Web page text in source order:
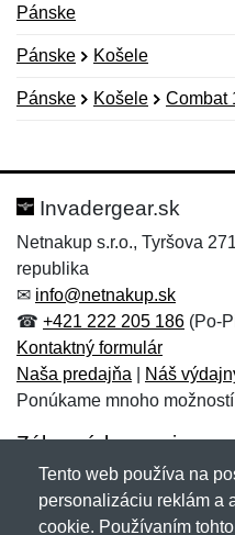
Pánske
Pánske Košele
Pánske Košele Combat
Hodnotenie:
Meno:*
E-mail:
Správa*
Meno:
E-mail:*
Správa*
Invadergear.sk
Netnakup s.r.o., Tyršova
republika
✉ info@netnakup.sk
☎ +421 222 205 186 (Po-
Kontaktný formulár
Naša predajňa
Náš
Ponúkame mnoho
Zákaznícky servis
Novinky emailom
Tento web používa na
personalizáciu reklám a
cookie. Používaním